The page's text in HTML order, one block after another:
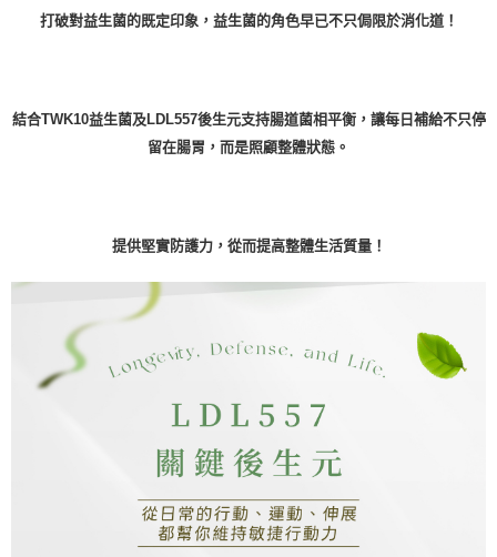
打破對益生菌的既定印象，益生菌的角色早已不只侷限於消化道！
結合TWK10益生菌及LDL557後生元支持腸道菌相平衡，讓每日補給不只停
留在腸胃，而是照顧整體狀態。
提供堅實防護力，從而提高整體生活質量！